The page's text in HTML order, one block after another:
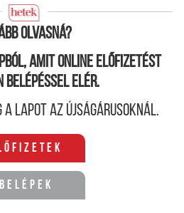
olvasná?
amit online előfizetést
belépéssel elér.
a lapot az újságárusoknál.
Belépek